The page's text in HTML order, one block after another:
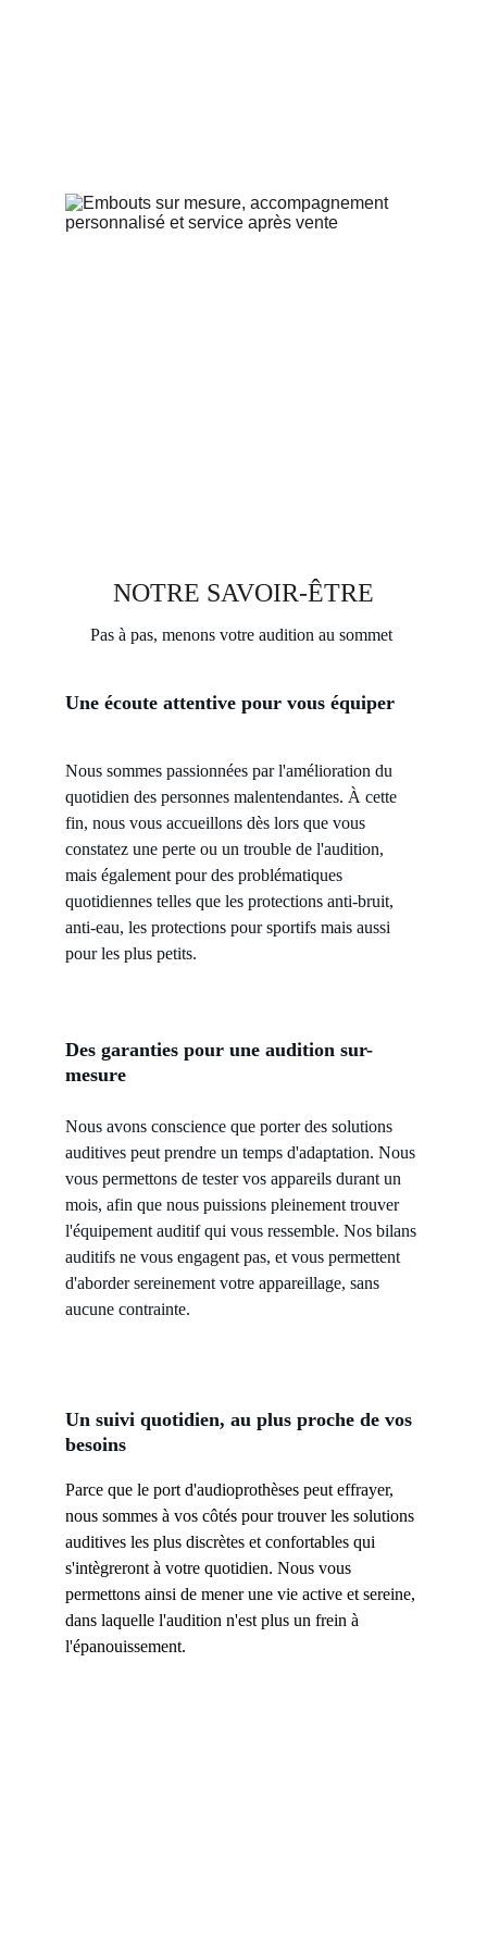
NOTRE SAVOIR-ÊTRE
Pas à pas, menons votre audition au sommet
Des garanties pour une audition sur-
mesure
Nous avons conscience que porter des solutions
auditives peut prendre un temps d'adaptation. Nous
vous permettons de tester vos appareils durant un
mois, afin que nous puissions pleinement trouver
l'équipement auditif qui vous ressemble. Nos bilans
auditifs ne vous engagent pas, et vous permettent
d'aborder sereinement votre appareillage, sans
aucune contrainte.
Un suivi quotidien, au plus proche de vos
besoins
Parce que le port d'audioprothèses peut effrayer,
nous sommes à vos côtés pour trouver les solutions
auditives les plus discrètes et confortables qui
s'intègreront à votre quotidien. Nous vous
permettons ainsi de mener une vie active et sereine,
dans laquelle l'audition n'est plus un frein à
l'épanouissement.
Une écoute attentive pour vous équiper
Nous sommes passionnées par l'amélioration du
quotidien des personnes malentendantes. À cette
fin, nous vous accueillons dès lors que vous
constatez une perte ou un trouble de l'audition,
mais également pour des problématiques
quotidiennes telles que les protections anti-bruit,
anti-eau, les protections pour sportifs mais aussi
pour les plus petits.